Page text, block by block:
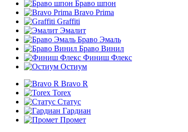
Браво шпон
Bravo Prima
Graffiti
Эмалит
Браво Эмаль
Браво Винил
Финиш Флекс
Остиум
Bravo R
Torex
Статус
Гардиан
Промет